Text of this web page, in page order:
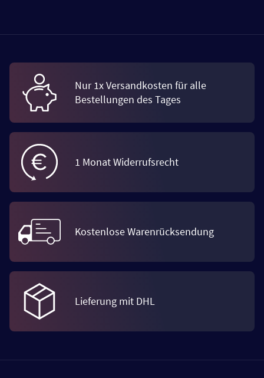
Nur 1x Versandkosten für alle
Bestellungen des Tages
1 Monat Widerrufsrecht
Kostenlose Warenrücksendung
Lieferung mit DHL